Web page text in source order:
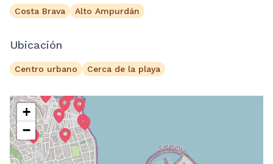
Costa Brava Alto Ampurdán
Ubicación
Centro urbano Cerca de la playa
+
−